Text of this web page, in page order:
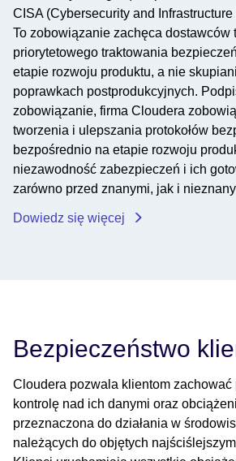
CISA (Cybersecurity and
To zobowiązanie zachęca dostawców
priorytetowego traktowania
etapie rozwoju produktu, a nie
poprawkach postprodukcyjnych.
zobowiązanie, firma Cloudera
tworzenia i ulepszania protokołów
bezpośrednio na etapie rozwoju
niezawodność zabezpieczeń i ich
zarówno przed znanymi, jak i
Dowiedz się więcej
Bezpieczeństwo
Cloudera pozwala klientom zachować
kontrolę nad ich danymi oraz
przeznaczona do działania w
należących do objętych